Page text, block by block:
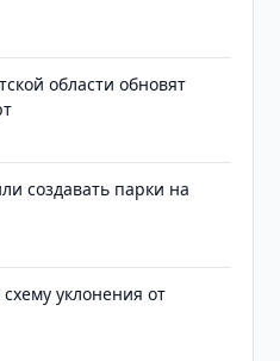
области обновят
создавать парки на
уклонения от